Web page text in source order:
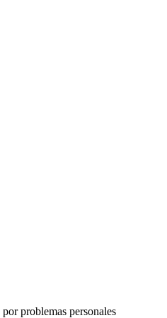
problemas personales